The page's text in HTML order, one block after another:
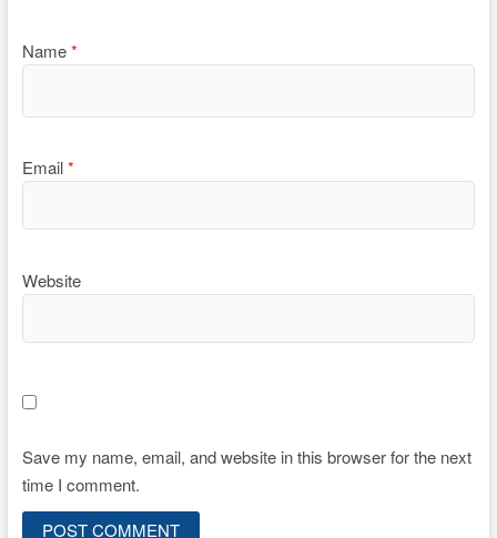
Name*
Email*
Website
Save my name, email, and website in this browser for the next
time I comment.